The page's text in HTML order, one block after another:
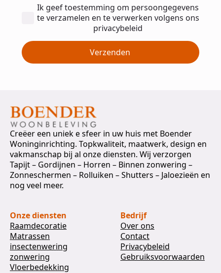
Toestemming
Ik geef toestemming om persoongegevens
te verzamelen en te verwerken volgens ons
privacybeleid
Verzenden
Creëer een uniek e sfeer in uw huis met Boender
Woninginrichting. Topkwaliteit, maatwerk, design en
vakmanschap bij al onze diensten. Wij verzorgen
Tapijt – Gordijnen – Horren – Binnen zonwering –
Zonneschermen – Rolluiken – Shutters – Jaloezieën en
nog veel meer.
Onze diensten
Raamdecoratie
Matrassen
insectenwering
zonwering
Vloerbedekking
Bedrijf
Over ons
Contact
Privacybeleid
Gebruiksvoorwaarden